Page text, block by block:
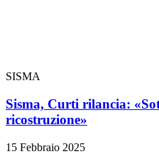
SISMA
Sisma, Curti rilancia:
ricostruzione»
15 Febbraio 2025